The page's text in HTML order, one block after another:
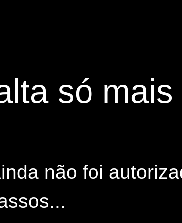
só
não foi